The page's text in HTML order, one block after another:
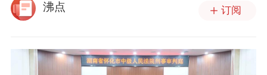
沸点 订阅